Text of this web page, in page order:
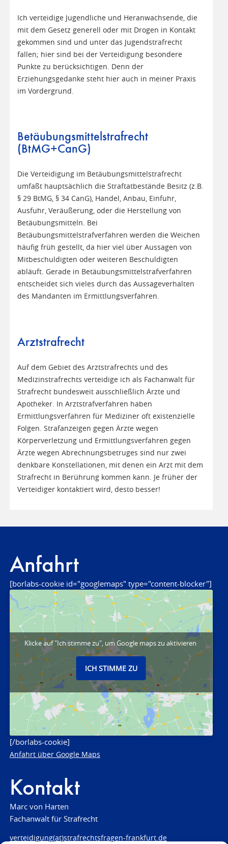
Ich verteidige Jugendliche und Heranwachsende, die
mit dem Gesetz generell oder mit Drogen in Kontakt
gekommen sind und unter das Jugendstrafrecht
fallen; hier sind bei der Verteidigung besondere
Punkte zu berücksichtigen. Denn der
Erziehungsgedanke steht hier auch in meiner Praxis
im Vordergrund.
Betäubungsmittelstrafrecht
(BtMG+CanG)
Die Verteidigung im Betäubungsmittelstrafrecht
umfaßt hauptsächlich die Straftatbestände Besitz (z.B.
§ 29 BtMG, § 34 CanG), Handel, Anbau, Einfuhr,
Ausfuhr, Veräußerung, oder die Herstellung von
Betäubungsmitteln. Bei
Betäubungsmittelstrafverfahren werden die Weichen
häufig früh gestellt, da hier viel über Aussagen von
Mitbeschuldigten oder weiteren Beschuldigten
abläuft. Gerade in Betäubungsmittelstrafverfahren
entscheidet sich vieles durch das Aussageverhalten
des Mandanten im Ermittlungsverfahren.
Arztstrafrecht
Auf dem Gebiet des Arztstrafrechts und des
Medizinstrafrechts verteidige ich als Fachanwalt für
Strafrecht bundesweit ausschließlich Ärzte und
Apotheker. In Arztstrafverfahren haben
Ermittlungsverfahren für Mediziner oft existenzielle
Folgen. Strafanzeigen gegen Ärzte wegen
Körperverletzung und Ermittlungsverfahren gegen
Ärzte wegen Abrechnungsbetruges sind nur zwei
denkbare Konstellationen, mit denen ein Arzt mit dem
Strafrecht in Berührung kommen kann. Je früher der
Verteidiger kontaktiert wird, desto besser!
Anfahrt
[borlabs-cookie id="googlemaps" type="content-blocker"]
Klicke auf "Ich stimme zu", um Google maps zu aktivieren
ICH STIMME ZU
[/borlabs-cookie]
Anfahrt über Google Maps
Kontakt
Marc von Harten
Fachanwalt für Strafrecht
verteidigung(at)strafrechtsfragen-frankfurt.de